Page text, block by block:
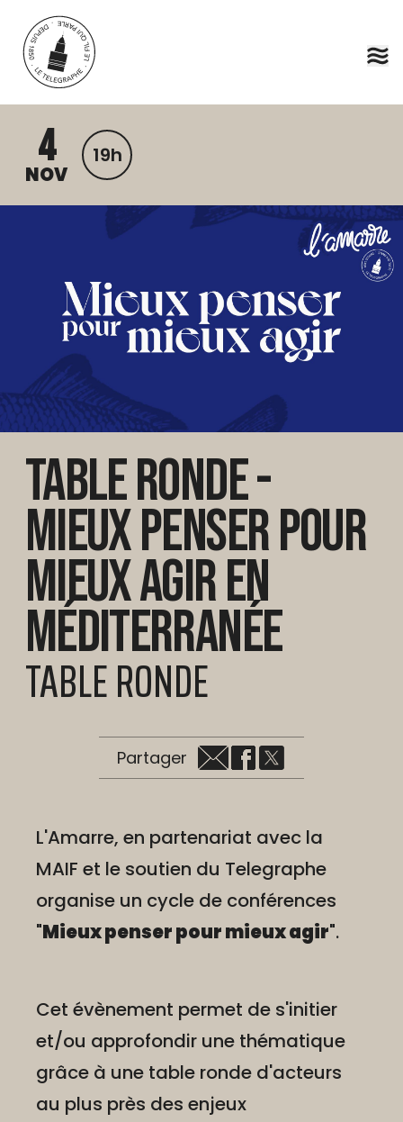
Aller au contenu principal
4
NOV
19h
Table ronde -
Mieux penser pour
mieux agir en
Méditerranée
TABLE RONDE
Partager
L'Amarre, en partenariat avec la
MAIF et le soutien du Telegraphe
organise un cycle de conférences
"Mieux penser pour mieux agir".
Cet évènement permet de s'initier
et/ou approfondir une thématique
grâce à une table ronde d'acteurs
au plus près des enjeux